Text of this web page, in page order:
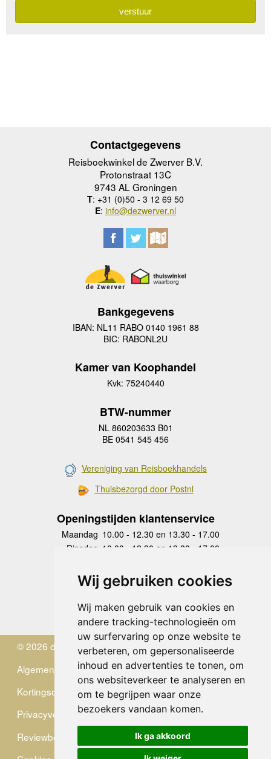
Wij gebruiken cookies
Wij maken gebruik van cookies en
andere tracking-technologieën om
uw surfervaring op onze website te
verbeteren, om gepersonaliseerde
inhoud en advertenties te tonen, om
ons websiteverkeer te analyseren en
om te begrijpen waar onze
bezoekers vandaan komen.
Ik ga akkoord
Contactgegevens
Reisboekwinkel de Zwerver B.V.
Protonstraat 13C
9743 AL Groningen
T: +31 (0)50 - 3 12 69 50
E: info@dezwerver.nl
Bankgegevens
IBAN: NL11 RABO 0140 1961 88
BIC: RABONL2U
Kamer van Koophandel
Kvk: 75240440
BTW-nummer
NL 860203633 B01
BE 0541 545 456
Vereniging van Reisboekhandels
Thuisbezorgd door Postnl
Openingstijden klantenservice
Maandag 10.00 - 12.30 en 13.30 - 17.00
Dinsdag 10.00 - 12.30 en 13.30 - 17.00
Donderdag
10.00 - 12.30 en 13.30 - 17.00
Vrijdag 10.00 - 12.30 en 13.30 - 17.00
Zaterdag
gesloten
Zondag gesloten
© 2026 de Zwerver
Algemene Voorwaarden
Kortingscode
Privacyverklaring
Reviewbeleid